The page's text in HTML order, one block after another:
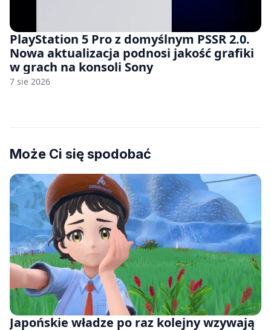
PlayStation 5 Pro z domyślnym PSSR 2.0.
Nowa aktualizacja podnosi jakość grafiki
w grach na konsoli Sony
7 sie 2026
Może Ci się spodobać
Japońskie władze po raz kolejny wzywają